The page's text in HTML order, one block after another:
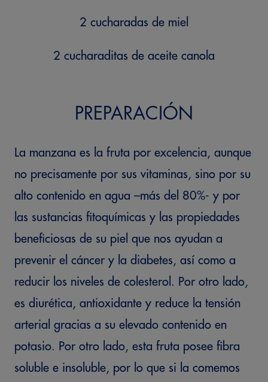
2 cucharadas de miel
2 cucharaditas de aceite canola
PREPARACIÓN
La manzana es la fruta por excelencia, aunque
no precisamente por sus vitaminas, sino por su
alto contenido en agua –más del 80%- y por
las sustancias fitoquímicas y las propiedades
beneficiosas de su piel que nos ayudan a
prevenir el cáncer y la diabetes, así como a
reducir los niveles de colesterol. Por otro lado,
es diurética, antioxidante y reduce la tensión
arterial gracias a su elevado contenido en
potasio. Por otro lado, esta fruta posee fibra
soluble e insoluble, por lo que si la comemos